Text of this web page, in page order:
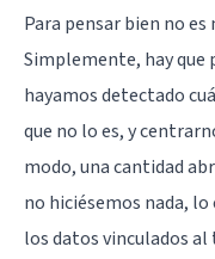
Para pensar bien no
Simplemente, hay que
hayamos detectado
que no lo es, y
modo, una cantidad
no hiciésemos nada, lo
los datos vinculados